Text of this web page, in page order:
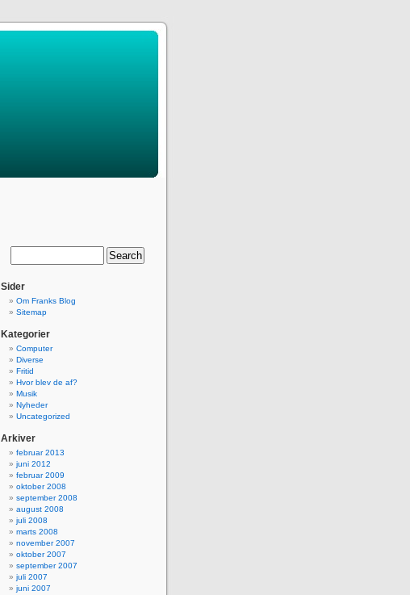
Sider
Om Franks Blog
Sitemap
Kategorier
Computer
Diverse
Fritid
Hvor blev de af?
Musik
Nyheder
Uncategorized
Arkiver
februar 2013
juni 2012
februar 2009
oktober 2008
september 2008
august 2008
juli 2008
marts 2008
november 2007
oktober 2007
september 2007
juli 2007
juni 2007